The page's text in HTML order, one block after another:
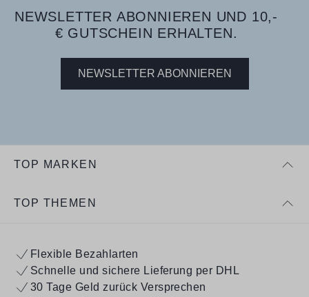
NEWSLETTER ABONNIEREN UND 10,-
€ GUTSCHEIN ERHALTEN.
NEWSLETTER ABONNIEREN
TOP MARKEN
TOP THEMEN
Flexible Bezahlarten
Schnelle und sichere Lieferung per DHL
30 Tage Geld zurück Versprechen